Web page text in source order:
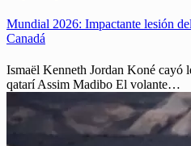
Mundial 2026: Impactante lesión
Canadá
Ismaël Kenneth Jordan Koné cayó
qatarí Assim Madibo El volante…